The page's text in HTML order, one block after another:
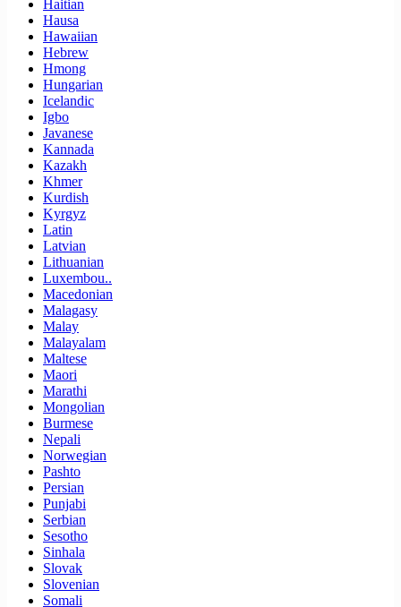
Haitian
Hausa
Hawaiian
Hebrew
Hmong
Hungarian
Icelandic
Igbo
Javanese
Kannada
Kazakh
Khmer
Kurdish
Kyrgyz
Latin
Latvian
Lithuanian
Luxembou..
Macedonian
Malagasy
Malay
Malayalam
Maltese
Maori
Marathi
Mongolian
Burmese
Nepali
Norwegian
Pashto
Persian
Punjabi
Serbian
Sesotho
Sinhala
Slovak
Slovenian
Somali